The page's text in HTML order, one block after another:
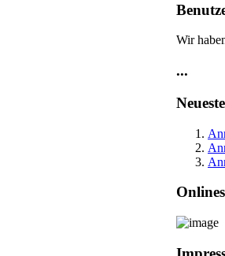
Wir
...